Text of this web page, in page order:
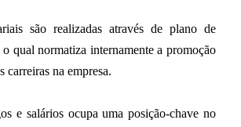
são realizadas através de plano de
o qual normatiza internamente a promoção
carreiras na empresa.
e salários ocupa uma posição-chave no